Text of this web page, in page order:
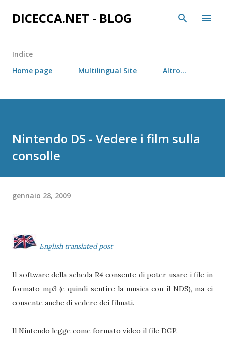
Passa ai contenuti principali
DICECCA.NET - BLOG
Indice
Home page
Multilingual Site Altro…
Nintendo DS - Vedere i film sulla
consolle
gennaio 28, 2009
English translated post
Il software della scheda R4 consente di poter usare i file in
formato mp3 (e quindi sentire la musica con il NDS), ma ci
consente anche di vedere dei filmati.
Il Nintendo legge come formato video il file DGP.